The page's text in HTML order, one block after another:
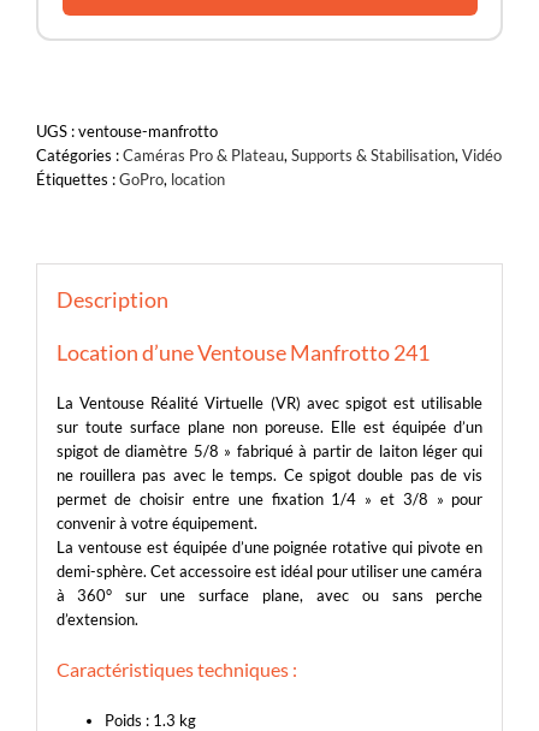
UGS :ventouse-manfrotto
Catégories :Caméras Pro & Plateau, Supports & Stabilisation, Vidéo
Étiquettes :GoPro, location
Description
Location d’une Ventouse Manfrotto 241
La Ventouse Réalité Virtuelle (VR) avec spigot est utilisable
sur toute surface plane non poreuse. Elle est équipée d’un
spigot de diamètre 5/8 » fabriqué à partir de laiton léger qui
ne rouillera pas avec le temps. Ce spigot double pas de vis
permet de choisir entre une fixation 1/4 » et 3/8 » pour
convenir à votre équipement.
La ventouse est équipée d’une poignée rotative qui pivote en
demi-sphère. Cet accessoire est idéal pour utiliser une caméra
à 360° sur une surface plane, avec ou sans perche
d’extension.
Caractéristiques techniques :
Poids : 1.3 kg